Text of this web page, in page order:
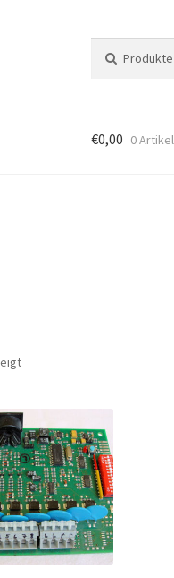
Suche
€0,00 0 Artikel